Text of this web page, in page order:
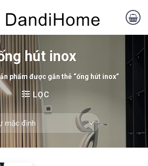
hút inox
phẩm được gắn thẻ “ống hút inox”
LỌC